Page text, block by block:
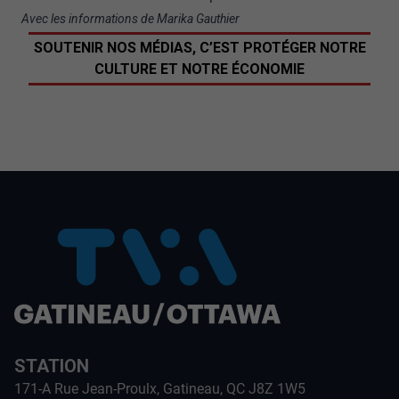
Avec les informations de Marika Gauthier
SOUTENIR NOS MÉDIAS, C’EST PROTÉGER NOTRE
CULTURE ET NOTRE ÉCONOMIE
STATION
171-A Rue Jean-Proulx, Gatineau, QC J8Z 1W5